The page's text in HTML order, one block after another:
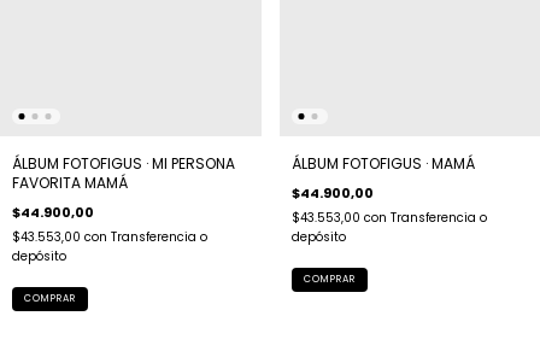
ÁLBUM FOTOFIGUS · MI PERSONA
FAVORITA MAMÁ
$44.900,00
$43.553,00 con Transferencia o
depósito
ÁLBUM FOTOFIGUS · MAMÁ
$44.900,00
$43.553,00 con Transferencia o
depósito